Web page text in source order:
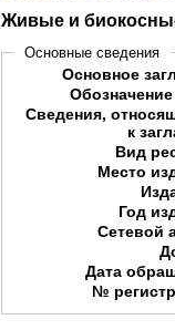
Живые и
Основные сведения
Основное
Сведения,
к
Вид
Место
Год
Сетевой
Дата
№